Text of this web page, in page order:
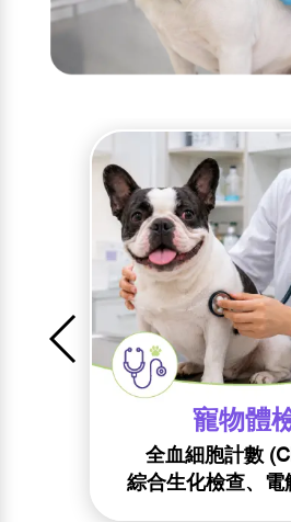
寵物體
全血細胞計數
綜合生化檢查、電